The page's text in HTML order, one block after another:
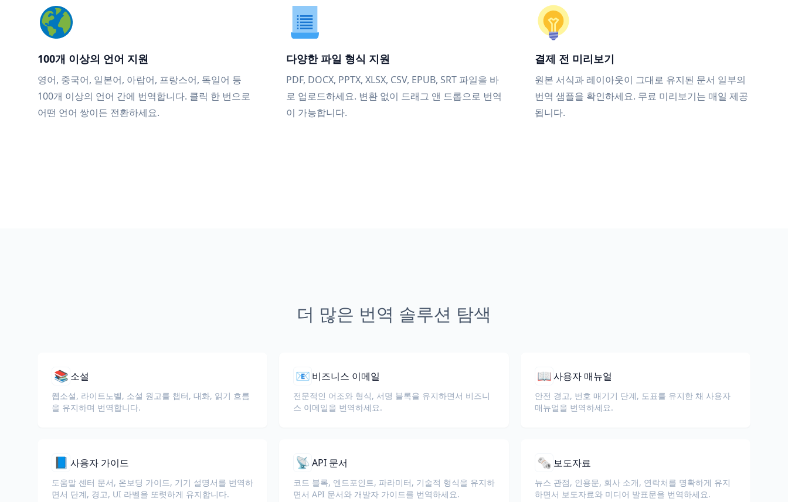
100개 이상의 언어 지원
영어, 중국어, 일본어, 아랍어, 프랑스어, 독일어 등
100개 이상의 언어 간에 번역합니다. 클릭 한 번으로
어떤 언어 쌍이든 전환하세요.
다양한 파일 형식 지원
PDF, DOCX, PPTX, XLSX, CSV, EPUB, SRT 파일을 바
로 업로드하세요. 변환 없이 드래그 앤 드롭으로 번역
이 가능합니다.
결제 전 미리보기
원본 서식과 레이아웃이 그대로 유지된 문서 일부의
번역 샘플을 확인하세요. 무료 미리보기는 매일 제공
됩니다.
더 많은 번역 솔루션 탐색
📚 소설
웹소설, 라이트노벨, 소설 원고를 챕터, 대화, 읽기 흐름
을 유지하며 번역합니다.
📧 비즈니스 이메일
전문적인 어조와 형식, 서명 블록을 유지하면서 비즈니
스 이메일을 번역하세요.
📖사용자 매뉴얼
안전 경고, 번호 매기기 단계, 도표를 유지한 채 사용자
매뉴얼을 번역하세요.
📘 사용자 가이드
도움말 센터 문서, 온보딩 가이드, 기기 설명서를 번역하
면서 단계, 경고, UI 라벨을 또렷하게 유지합니다.
📡 API 문서
코드 블록, 엔드포인트, 파라미터, 기술적 형식을 유지하
면서 API 문서와 개발자 가이드를 번역하세요.
🗞️ 보도자료
뉴스 관점, 인용문, 회사 소개, 연락처를 명확하게 유지
하면서 보도자료와 미디어 발표문을 번역하세요.